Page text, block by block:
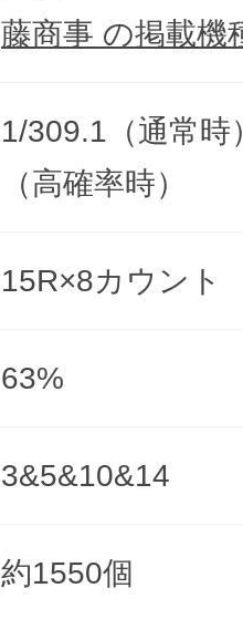
藤商事 の掲載機
1/309.1（通常時
（高確率時）
15R×8カウント
63%
3&5&10&14
約1550個